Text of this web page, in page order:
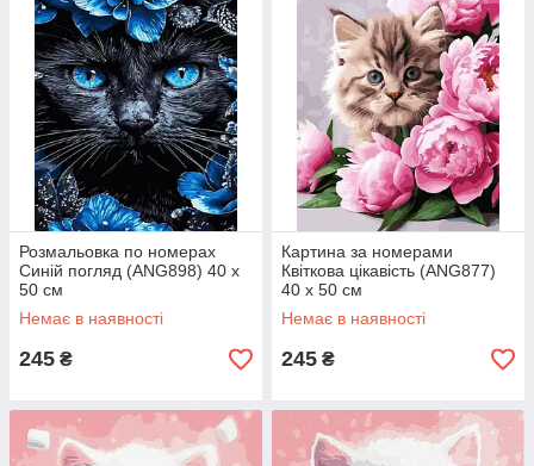
Розмальовка по номерах
Синій погляд (ANG898) 40 х
50 см
Немає в наявності
245 ₴
Картина за номерами
Квіткова цікавість (ANG877)
40 х 50 см
Немає в наявності
245 ₴